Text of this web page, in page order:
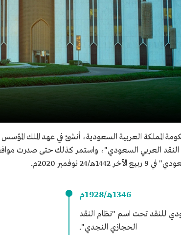
المملكة العربية السعودية، أنشئ في عهد الملك المؤسس
نوفمبر 2020م.
1346هـ/1928م
للنقد تحت اسم "نظام النقد
الحجازي النجدي".